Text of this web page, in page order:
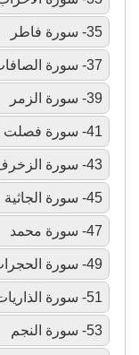
35- سورة فاطر
37- سورة الصافات
39- سورة الزمر
41- سورة فصلت
43- سورة الزخرف
45- سورة الجاثية
47- سورة محمد
49- سورة الحجرات
51- سورة الذاريات
53- سورة النجم